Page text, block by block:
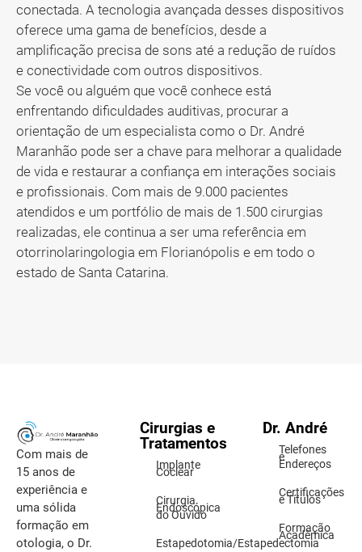
conectada. A tecnologia avançada desses dispositivos
oferece uma gama de benefícios, desde a
amplificação precisa de sons até a redução de ruídos
e conectividade com outros dispositivos.
Se você ou alguém que você conhece está
enfrentando dificuldades auditivas, procurar a
orientação de um especialista como o Dr. André
Maranhão pode ser a chave para melhorar a qualidade
de vida e restaurar a confiança em interações sociais
e profissionais. Com mais de 9.000 pacientes
atendidos e um portfólio de mais de 1.500 cirurgias
realizadas, ele continua a ser uma referência em
otorrinolaringologia em Florianópolis e em todo o
estado de Santa Catarina.
Com mais de
15 anos de
experiência e
uma sólida
formação em
otologia, o Dr.
Cirurgias e
Tratamentos
Implante
Coclear
Cirurgia
Endoscópica
do Ouvido
Estapedotomia/Estapedectomia
Dr. André
Telefones
e
Endereços
Certificações
e Títulos
Formação
Acadêmica